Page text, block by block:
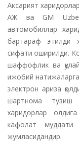
Аксарият
АЖ ва GM
автомобиллар
бартараф этилди
сифати оширилди.
шаффофлик ва
ижобий
электрон ариза
шартнома тузиш
харидорлар
кафолат
жумласидандир.